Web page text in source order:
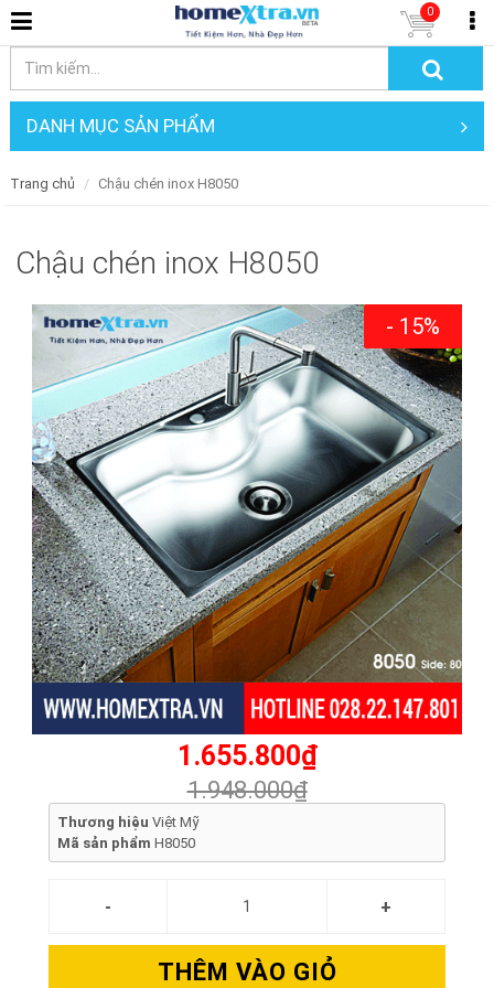
0
DANH MỤC SẢN PHẨM
Trang chủ Chậu chén inox H8050
Chậu chén inox H8050
- 15%
1.655.800₫
1.948.000₫
Thương hiệu Việt Mỹ
Mã sản phẩm H8050
THÊM VÀO GIỎ